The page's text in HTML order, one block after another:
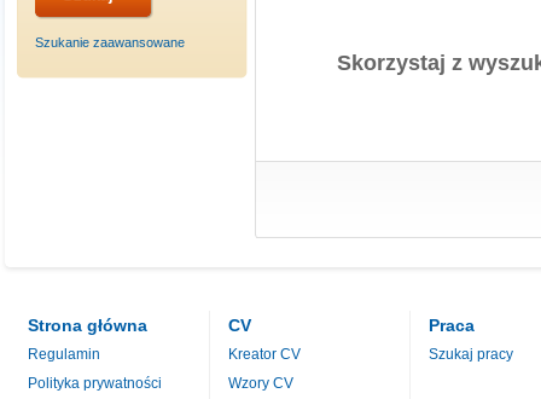
Szukanie zaawansowane
Skorzystaj z
Strona główna
Regulamin
Polityka prywatności
CV
Kreator CV
Wzory CV
Praca
Szukaj pracy